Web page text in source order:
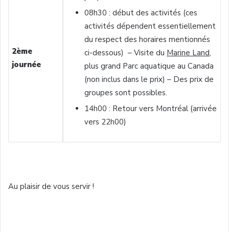
2ème
journée
08h30 : début des activités (ces
activités dépendent essentiellement
du respect des horaires mentionnés
ci-dessous) – Visite du Marine Land,
plus grand Parc aquatique au Canada
(non inclus dans le prix) – Des prix de
groupes sont possibles.
14h00 : Retour vers Montréal (arrivée
vers 22h00)
Au plaisir de vous servir !